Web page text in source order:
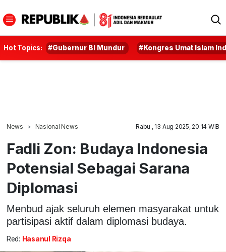
Hot Topics: #Gubernur BI Mundur #Kongres Umat Islam
News Nasional News Rabu , 13 Aug 2025, 20:14 WIB
Fadli Zon: Budaya Indonesia
Potensial Sebagai Sarana
Diplomasi
Menbud ajak seluruh elemen masyarakat untuk
partisipasi aktif dalam diplomasi budaya.
Red: Hasanul Rizqa